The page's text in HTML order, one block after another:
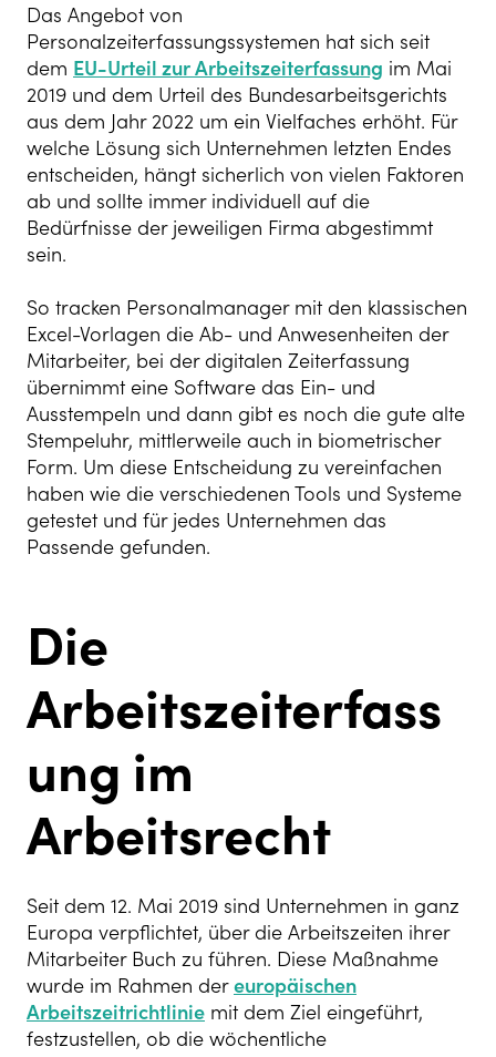
Das Angebot von
Personalzeiterfassungssystemen hat sich seit
dem EU-Urteil zur Arbeitszeiterfassung im Mai
2019 und dem Urteil des Bundesarbeitsgerichts
aus dem Jahr 2022 um ein Vielfaches erhöht. Für
welche Lösung sich Unternehmen letzten Endes
entscheiden, hängt sicherlich von vielen Faktoren
ab und sollte immer individuell auf die
Bedürfnisse der jeweiligen Firma abgestimmt
sein.
So tracken Personalmanager mit den klassischen
Excel-Vorlagen die Ab- und Anwesenheiten der
Mitarbeiter, bei der digitalen Zeiterfassung
übernimmt eine Software das Ein- und
Ausstempeln und dann gibt es noch die gute alte
Stempeluhr, mittlerweile auch in biometrischer
Form. Um diese Entscheidung zu vereinfachen
haben wie die verschiedenen Tools und Systeme
getestet und für jedes Unternehmen das
Passende gefunden.
Die
Arbeitszeiterfass
ung im
Arbeitsrecht
Seit dem 12. Mai 2019 sind Unternehmen in ganz
Europa verpflichtet, über die Arbeitszeiten ihrer
Mitarbeiter Buch zu führen. Diese Maßnahme
wurde im Rahmen dereuropäischen
Arbeitszeitrichtlinie mit dem Ziel eingeführt,
festzustellen, ob die wöchentliche